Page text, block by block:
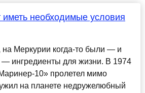
необходимые условия
Меркурии когда-то были — и
— ингредиенты для жизни. В 1974
10» пролетел мимо
на планете недружелюбный